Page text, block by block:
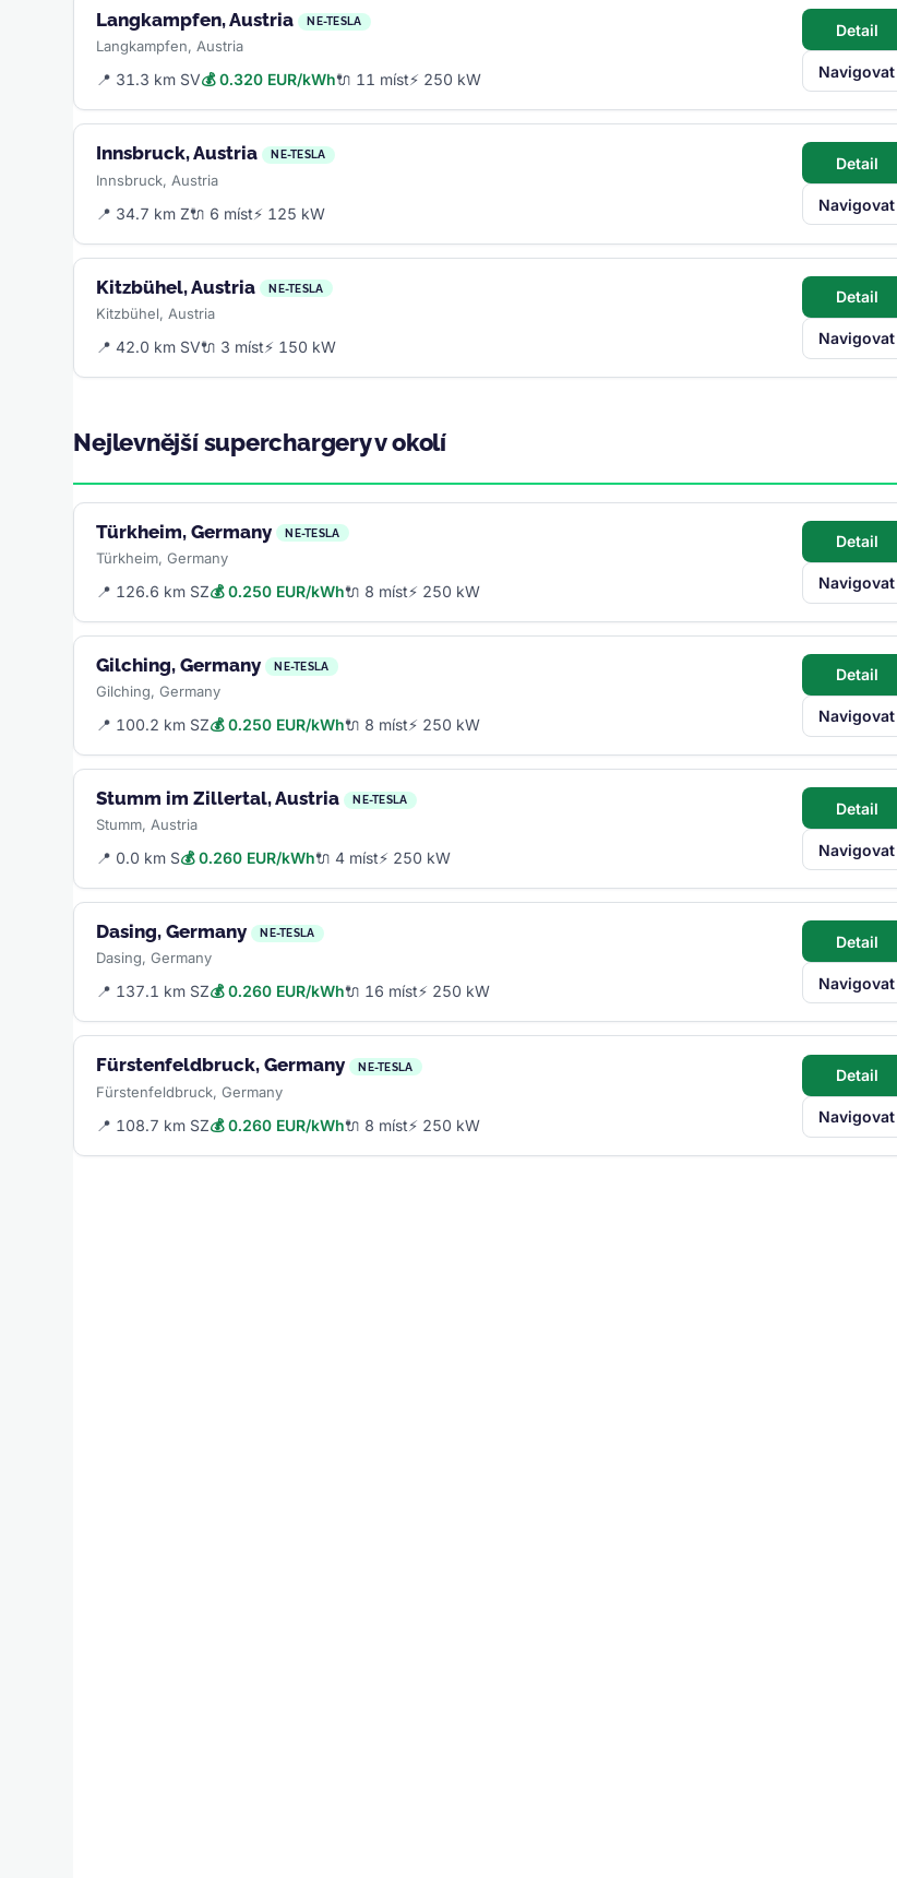
Langkampfen, Austria NE-TESLA
Langkampfen, Austria
📍 31.3 km SV💰 0.320 EUR/kWh🔌 11 míst⚡ 250 kW
Detail
Navigovat
Innsbruck, Austria NE-TESLA
Innsbruck, Austria
📍 34.7 km Z🔌 6 míst⚡ 125 kW
Detail
Navigovat
Kitzbühel, Austria NE-TESLA
Kitzbühel, Austria
📍 42.0 km SV🔌 3 míst⚡ 150 kW
Detail
Navigovat
Nejlevnější superchargery v okolí
Türkheim, Germany NE-TESLA
Türkheim, Germany
📍 126.6 km SZ💰 0.250 EUR/kWh🔌 8 míst⚡ 250 kW
Detail
Navigovat
Gilching, Germany NE-TESLA
Gilching, Germany
📍 100.2 km SZ💰 0.250 EUR/kWh🔌 8 míst⚡ 250 kW
Detail
Navigovat
Stumm im Zillertal, Austria NE-TESLA
Stumm, Austria
📍 0.0 km S💰 0.260 EUR/kWh🔌 4 míst⚡ 250 kW
Detail
Navigovat
Dasing, Germany NE-TESLA
Dasing, Germany
📍 137.1 km SZ💰 0.260 EUR/kWh🔌 16 míst⚡ 250 kW
Detail
Navigovat
Fürstenfeldbruck, Germany NE-TESLA
Fürstenfeldbruck, Germany
📍 108.7 km SZ💰 0.260 EUR/kWh🔌 8 míst⚡ 250 kW
Detail
Navigovat